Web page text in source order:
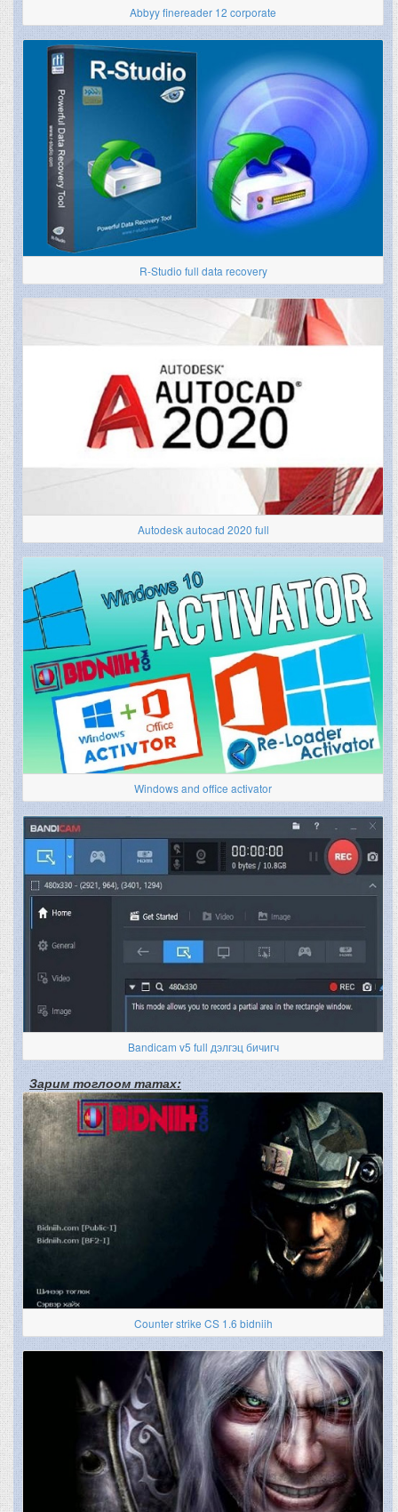
Abbyy finereader 12 corporate
R-Studio full data recovery
Autodesk autocad 2020 full
Windows and office activator
Bandicam v5 full дэлгэц бичигч
Зарим тоглоом татах:
Counter strike CS 1.6 bidniih